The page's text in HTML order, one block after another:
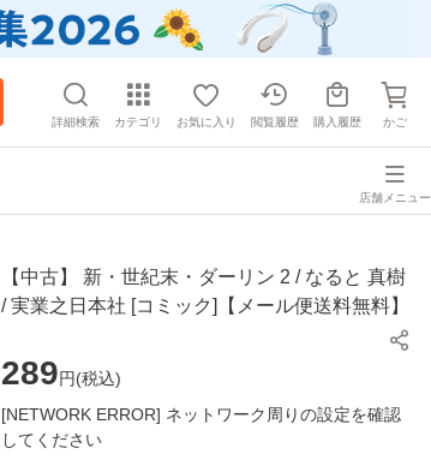
詳細検索 カテゴリ お気に入り 閲覧履歴 購入履歴 かご
店舗メニュー
【中古】 新・世紀末・ダーリン 2 / なると 真樹
/ 実業之日本社 [コミック]【メール便送料無料】
289円(税込)
[NETWORK ERROR] ネットワーク周りの設定を確認
してください